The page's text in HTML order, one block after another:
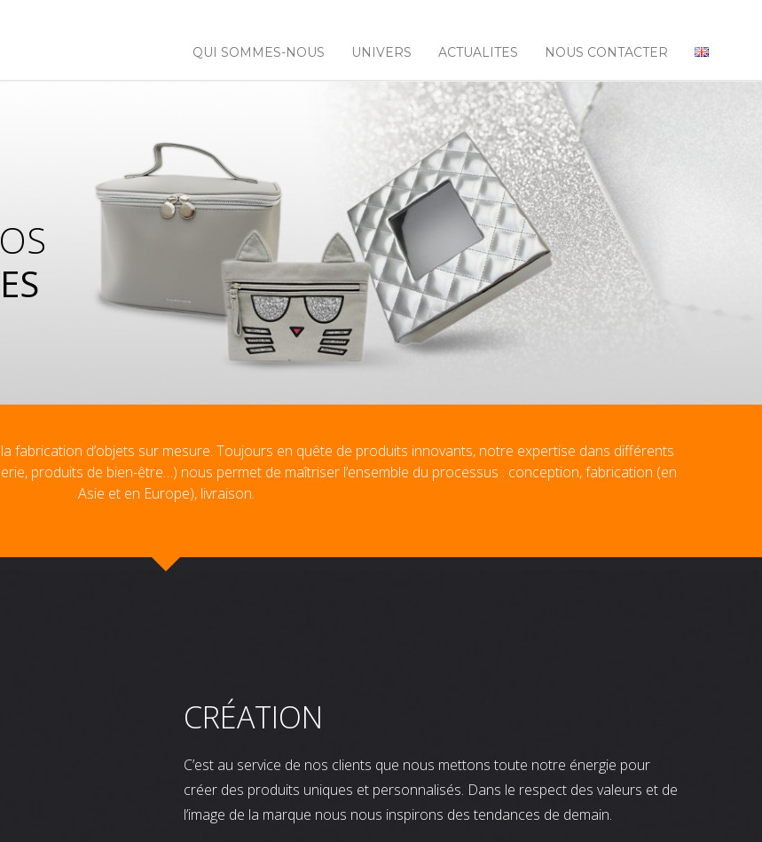
QUI SOMMES-NOUS UNIVERS ACTUALITES NOUS CONTACTER
fabrication d’objets sur mesure. Toujours en quête de produits innovants, notre expertise dans différents
produits de bien-être…) nous permet de maîtriser l’ensemble du processus : conception, fabrication (en
Asie et en Europe), livraison.
CRÉATION
C’est au service de nos clients que nous mettons toute notre énergie pour
créer des produits uniques et personnalisés. Dans le respect des valeurs et de
l’image de la marque nous nous inspirons des tendances de demain.